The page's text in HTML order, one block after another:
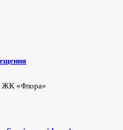
ЖК «Флора»